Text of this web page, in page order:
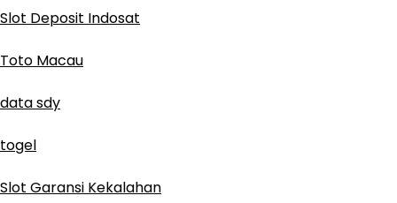
Slot Deposit Indosat
Toto Macau
data sdy
togel
Slot Garansi Kekalahan